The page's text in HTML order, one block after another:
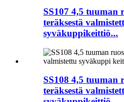
SS107 4,5 tuuman
teräksestä
syväkuppikeittiö...
SS108 4,5 tuuman
teräksestä